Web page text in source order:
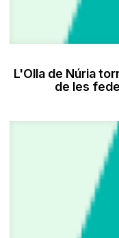
L'Olla de Núria
de les